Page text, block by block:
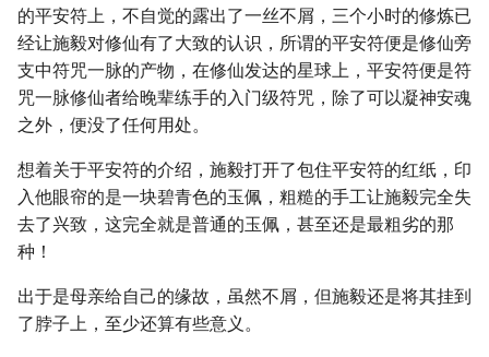
的平安符上，不自觉的露出了一丝不屑，三个小时的修炼已
经让施毅对修仙有了大致的认识，所谓的平安符便是修仙旁
支中符咒一脉的产物，在修仙发达的星球上，平安符便是符
咒一脉修仙者给晚辈练手的入门级符咒，除了可以凝神安魂
之外，便没了任何用处。
想着关于平安符的介绍，施毅打开了包住平安符的红纸，印
入他眼帘的是一块碧青色的玉佩，粗糙的手工让施毅完全失
去了兴致，这完全就是普通的玉佩，甚至还是最粗劣的那
种！
出于是母亲给自己的缘故，虽然不屑，但施毅还是将其挂到
了脖子上，至少还算有些意义。